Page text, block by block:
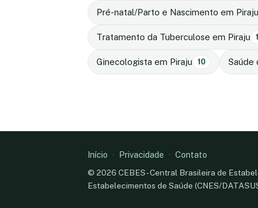
Pré-natal/Parto e Nascimento em Piraju
Tratamento da Tuberculose em Piraju
Ginecologista em Piraju 10 Saúde
Início · Privacidade · Contato
© 2026 CEBES - Central Brasileira de
Estabelecimentos de Saúde (CNES/